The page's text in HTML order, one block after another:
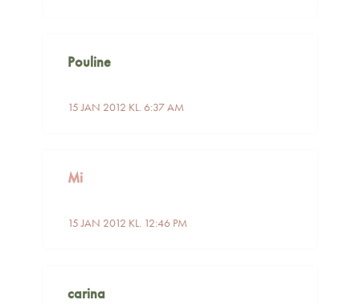
Pouline
15 JAN 2012 KL. 6:37 AM
Mi
15 JAN 2012 KL. 12:46 PM
carina